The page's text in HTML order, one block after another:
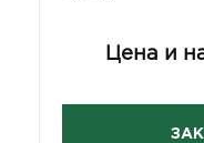
Цена и